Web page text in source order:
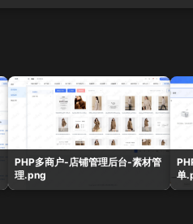
PHP多商户-店铺管理后台-素材管
理.png
单